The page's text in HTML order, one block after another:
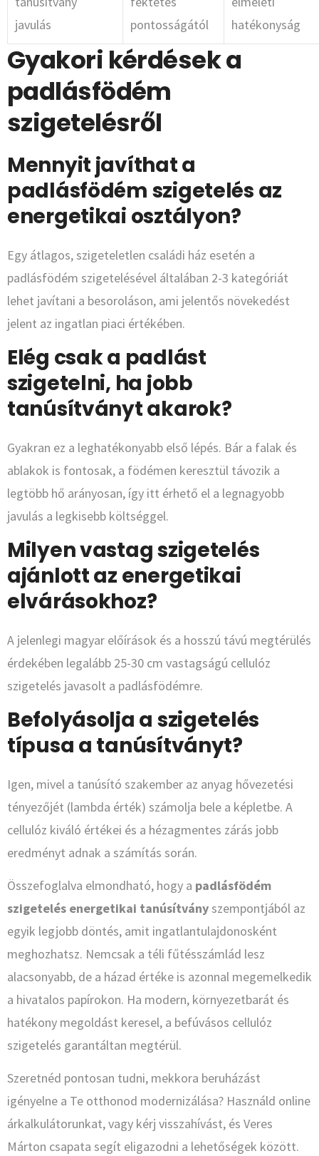
javulás
pontosságától
hatékonyság
Gyakori kérdések a
padlásfödém
szigetelésről
Mennyit javíthat a
padlásfödém szigetelés az
energetikai osztályon?
Egy átlagos, szigeteletlen családi ház esetén a
padlásfödém szigetelésével általában 2-3 kategóriát
lehet javítani a besoroláson, ami jelentős növekedést
jelent az ingatlan piaci értékében.
Elég csak a padlást
szigetelni, ha jobb
tanúsítványt akarok?
Gyakran ez a leghatékonyabb első lépés. Bár a falak és
ablakok is fontosak, a födémen keresztül távozik a
legtöbb hő arányosan, így itt érhető el a legnagyobb
javulás a legkisebb költséggel.
Milyen vastag szigetelés
ajánlott az energetikai
elvárásokhoz?
A jelenlegi magyar előírások és a hosszú távú megtérülés
érdekében legalább 25-30 cm vastagságú cellulóz
szigetelés javasolt a padlásfödémre.
Befolyásolja a szigetelés
típusa a tanúsítványt?
Igen, mivel a tanúsító szakember az anyag hővezetési
tényezőjét (lambda érték) számolja bele a képletbe. A
cellulóz kiváló értékei és a hézagmentes zárás jobb
eredményt adnak a számítás során.
Összefoglalva elmondható, hogy a padlásfödém
szigetelés energetikai tanúsítványszempontjából az
egyik legjobb döntés, amit ingatlantulajdonosként
meghozhatsz. Nemcsak a téli fűtésszámlád lesz
alacsonyabb, de a házad értéke is azonnal megemelkedik
a hivatalos papírokon. Ha modern, környezetbarát és
hatékony megoldást keresel, a befúvásos cellulóz
szigetelés garantáltan megtérül.
Szeretnéd pontosan tudni, mekkora beruházást
igényelne a Te otthonod modernizálása? Használd online
árkalkulátorunkat, vagy kérj visszahívást, és Veres
Márton csapata segít eligazodni a lehetőségek között.